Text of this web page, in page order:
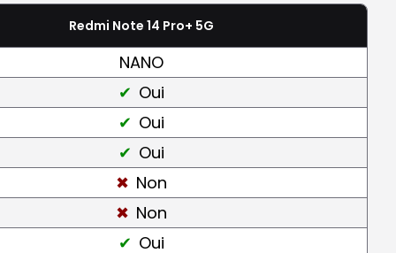
Redmi Note 14 Pro+ 5G
NANO
Oui
Oui
Oui
Non
Non
Oui